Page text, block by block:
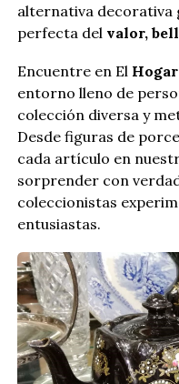
alternativa decorativa
perfecta del valor,
Encuentre en El Hogar
entorno lleno de
colección diversa y
Desde figuras de
cada artículo en
sorprender con
coleccionistas
entusiastas.